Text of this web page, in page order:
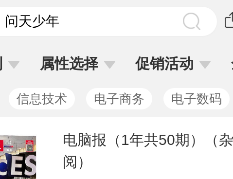
属性选择 促销活动
信息技术 电子商务 电子数码
电脑报（1年共50期）（
阅）